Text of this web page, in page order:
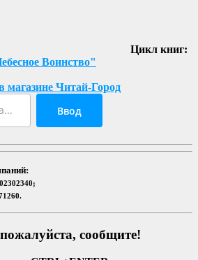
Цикл книг:
Воинство"
магазине Читай-Город
Ввод
сообщите!